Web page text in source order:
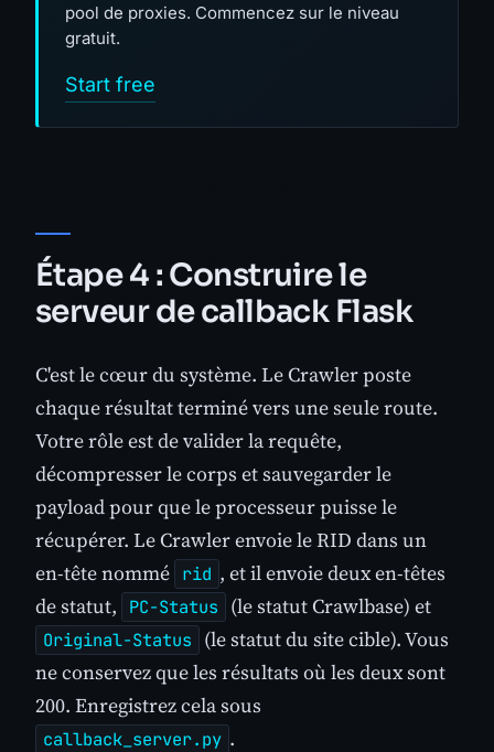
pool de proxies. Commencez sur le niveau
gratuit.
Start free
Étape 4 : Construire le
serveur de callback Flask
C'est le cœur du système. Le Crawler poste
chaque résultat terminé vers une seule route.
Votre rôle est de valider la requête,
décompresser le corps et sauvegarder le
payload pour que le processeur puisse le
récupérer. Le Crawler envoie le RID dans un
en-tête nommé rid , et il envoie deux en-têtes
de statut,
PC-Status (le statut Crawlbase) et
Original-Status
(le statut du site cible). Vous
ne conservez que les résultats où les deux sont
200. Enregistrez cela sous
callback_server.py .